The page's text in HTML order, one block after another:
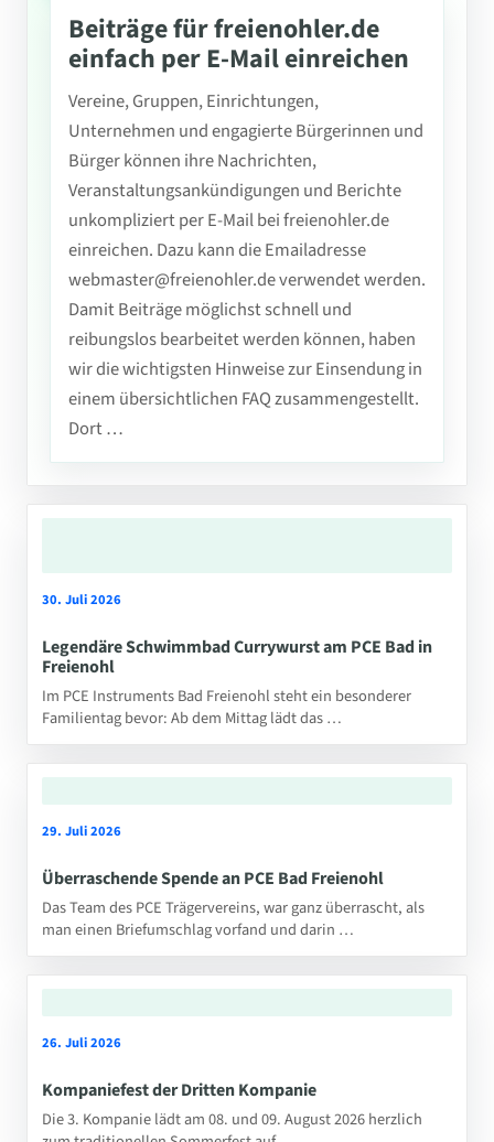
Beiträge für freienohler.de
einfach per E-Mail einreichen
Vereine, Gruppen, Einrichtungen,
Unternehmen und engagierte Bürgerinnen und
Bürger können ihre Nachrichten,
Veranstaltungsankündigungen und Berichte
unkompliziert per E-Mail bei freienohler.de
einreichen. Dazu kann die Emailadresse
webmaster@freienohler.de verwendet werden.
Damit Beiträge möglichst schnell und
reibungslos bearbeitet werden können, haben
wir die wichtigsten Hinweise zur Einsendung in
einem übersichtlichen FAQ zusammengestellt.
Dort …
30. Juli 2026
Legendäre Schwimmbad Currywurst am PCE Bad in
Freienohl
Im PCE Instruments Bad Freienohl steht ein besonderer
Familientag bevor: Ab dem Mittag lädt das …
29. Juli 2026
Überraschende Spende an PCE Bad Freienohl
Das Team des PCE Trägervereins, war ganz überrascht, als
man einen Briefumschlag vorfand und darin …
26. Juli 2026
Kompaniefest der Dritten Kompanie
Die 3. Kompanie lädt am 08. und 09. August 2026 herzlich